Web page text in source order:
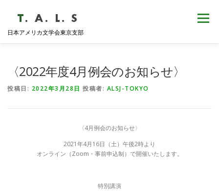
ツ
日本アメリカ文学会東京支部
メニュー
〈2022年度4月例会のお知らせ〉
投稿日: 2022年3月28日 投稿者: ALSJ-TOKYO
〈4月例会のお知らせ〉
2021年4月16日（土）午後2時より
オンライン（Zoom・事前申込制）で開催いたします。
特別講演